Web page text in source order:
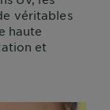
véritables
haute
et